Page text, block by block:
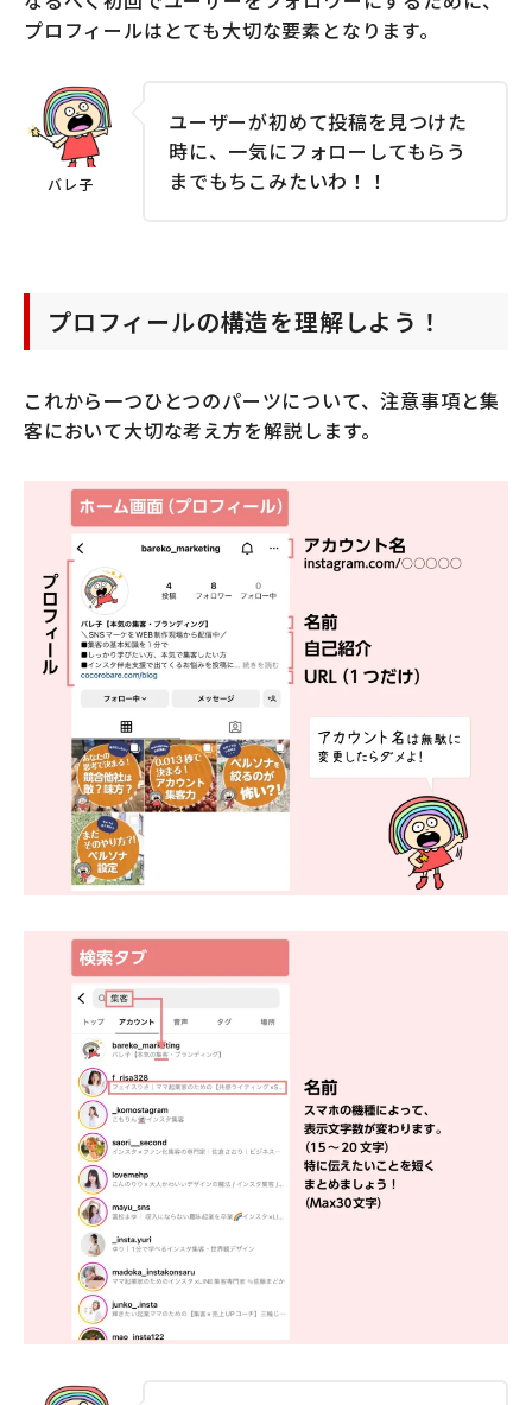
プロフィールはとても大切な要素となります。
ユーザーが初めて投稿を見つけた
時に、一気にフォローしてもらう
までもちこみたいわ！！
プロフィールの構造を理解しよう！
これから一つひとつのパーツについて、注意事項と集
客において大切な考え方を解説します。